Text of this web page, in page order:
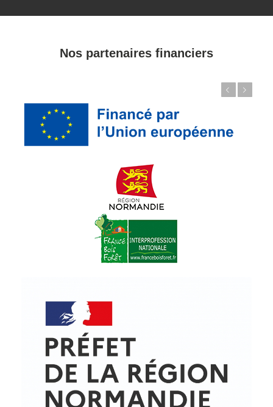
Nos partenaires financiers
© Copyright - ProfessionsBois | Conception et réalisation :
Actualités
Mentions légales
Politique de confidentialité